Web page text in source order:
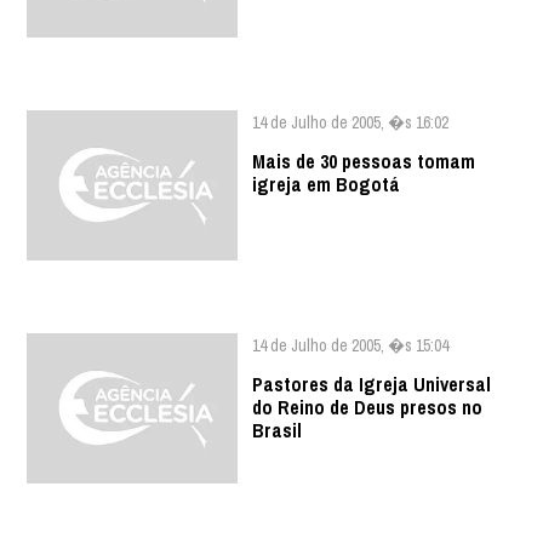
14 de Julho de 2005, �s 16:02
Mais de 30 pessoas tomam
igreja em Bogotá
14 de Julho de 2005, �s 15:04
Pastores da Igreja Universal
do Reino de Deus presos no
Brasil